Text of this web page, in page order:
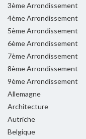
3ème Arrondissement
4ème Arrondissement
5ème Arrondissement
6ème Arrondissement
7ème Arrondissement
8ème Arrondissement
9ème Arrondissement
Allemagne
Architecture
Autriche
Belgique